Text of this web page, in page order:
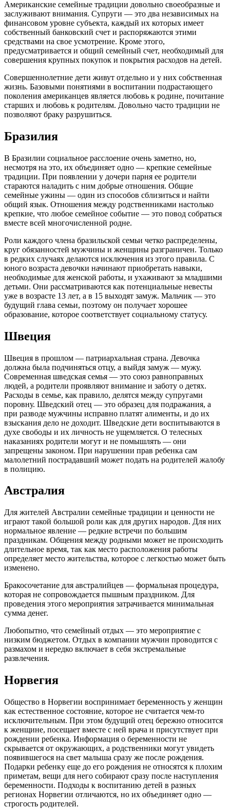
Американские семейные традиции довольно своеобразные и
заслуживают внимания. Супруги — это два независимых на
финансовом уровне субъекта, каждый их которых имеет
собственный банковский счет и распоряжаются этими
средствами на свое усмотрение. Кроме этого,
предусматривается и общий семейный счет, необходимый для
совершения крупных покупок и покрытия расходов на детей.
Совершеннолетние дети живут отдельно и у них собственная
жизнь. Базовыми понятиями в воспитании подрастающего
поколения американцев является любовь к родине, почитание
старших и любовь к родителям. Довольно часто традиции не
позволяют браку разрушиться.
Бразилия
В Бразилии социальное расслоение очень заметно, но,
несмотря на это, их объединяет одно — крепкие семейные
традиции. При появлении у дочери парня ее родители
стараются наладить с ним добрые отношения. Общие
семейные ужины — один из способов сблизиться и найти
общий язык. Отношения между родственниками настолько
крепкие, что любое семейное событие — это повод собраться
вместе всей многочисленной родне.
Роли каждого члена бразильской семьи четко распределены,
круг обязанностей мужчины и женщины разграничен. Только
в редких случаях делаются исключения из этого правила. С
юного возраста девочки начинают приобретать навыки,
необходимые для женской работы, и ухаживают за младшими
детьми. Они рассматриваются как потенциальные невесты
уже в возрасте 13 лет, а в 15 выходят замуж. Мальчик — это
будущий глава семьи, поэтому он получает хорошее
образование, которое соответствует социальному статусу.
Швеция
Швеция в прошлом — патриархальная страна. Девочка
должна была подчиняться отцу, а выйдя замуж — мужу.
Современная шведская семья — это союз равноправных
людей, а родители проявляют внимание и заботу о детях.
Расходы в семье, как правило, делятся между супругами
поровну. Шведский отец — это образец для подражания, а
при разводе мужчины исправно платят алименты, и до их
взыскания дело не доходит. Шведские дети воспитываются в
духе свободы и их личность не ущемляется. О телесных
наказаниях родители могут и не помышлять — они
запрещены законом. При нарушении прав ребенка сам
малолетний пострадавший может подать на родителей жалобу
в полицию.
Австралия
Для жителей Австралии семейные традиции и ценности не
играют такой большой роли как для других народов. Для них
нормальное явление — редкие встречи по большим
праздникам. Общения между родными может не происходить
длительное время, так как место расположения работы
определяет место жительства, которое с легкостью может быть
изменено.
Бракосочетание для австралийцев — формальная процедура,
которая не сопровождается пышным праздником. Для
проведения этого мероприятия затрачивается минимальная
сумма денег.
Любопытно, что семейный отдых — это мероприятие с
низким бюджетом. Отдых в компании мужчин проводится с
размахом и нередко включает в себя экстремальные
развлечения.
Норвегия
Общество в Норвегии воспринимает беременность у женщин
как естественное состояние, которое не считается чем-то
исключительным. При этом будущий отец бережно относится
к женщине, посещает вместе с ней врача и присутствует при
рождении ребенка. Информация о беременности не
скрывается от окружающих, а родственники могут увидеть
появившегося на свет малыша сразу же после рождения.
Подарки ребенку еще до его рождения не относятся к плохим
приметам, вещи для него собирают сразу после наступления
беременности. Подходы к воспитанию детей в разных
регионах Норвегии отличаются, но их объединяет одно —
строгость родителей.